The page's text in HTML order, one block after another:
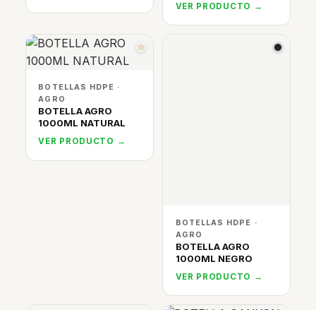
VER PRODUCTO →
BOTELLAS HDPE ·
AGRO
BOTELLA AGRO
1000ML NATURAL
VER PRODUCTO →
BOTELLAS HDPE ·
AGRO
BOTELLA AGRO
1000ML NEGRO
VER PRODUCTO →